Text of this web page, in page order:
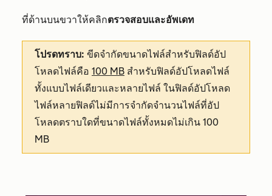
ที่ด้านบนขวาให้คลิกตรวจสอบและอัพเดท
โปรดทราบ: ขีดจำกัดขนาดไฟล์สำหรับฟิลด์อัป
โหลดไฟล์คือ 100 MB สำหรับฟิลด์อัปโหลดไฟล์
ทั้งแบบไฟล์เดียวและหลายไฟล์ ในฟิลด์อัปโหลด
ไฟล์หลายฟิลด์ไม่มีการจำกัดจำนวนไฟล์ที่อัป
โหลดตราบใดที่ขนาดไฟล์ทั้งหมดไม่เกิน 100
MB